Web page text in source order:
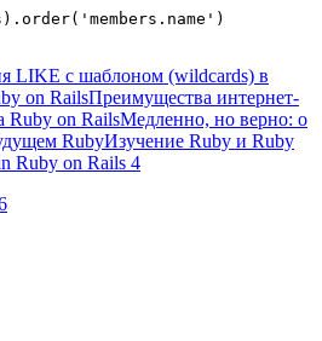
LIKE с шаблоном (wildcards) в
on RailsПреимущества интернет-
Ruby on RailsМедленно, но верно: о
RubyИзучение Ruby и Ruby
Ruby on Rails 4